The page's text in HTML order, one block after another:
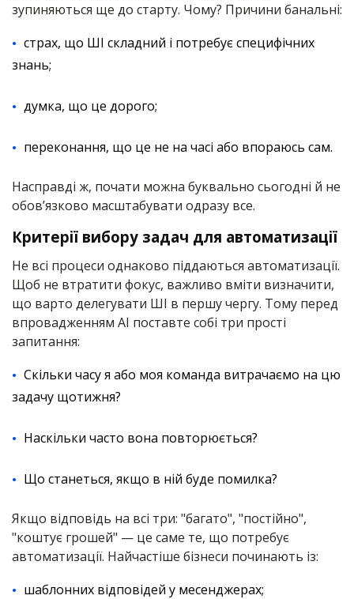
зупиняються ще до старту. Чому? Причини банальні:
страх, що ШІ складний і потребує специфічних
знань;
думка, що це дорого;
переконання, що це не на часі або впораюсь сам.
Насправді ж, почати можна буквально сьогодні й не
обов’язково масштабувати одразу все.
Критерії вибору задач для автоматизації
Не всі процеси однаково піддаються автоматизації.
Щоб не втратити фокус, важливо вміти визначити,
що варто делегувати ШІ в першу чергу. Тому перед
впровадженням AI поставте собі три прості
запитання:
Скільки часу я або моя команда витрачаємо на цю
задачу щотижня?
Наскільки часто вона повторюється?
Що станеться, якщо в ній буде помилка?
Якщо відповідь на всі три: "багато", "постійно",
"коштує грошей" — це саме те, що потребує
автоматизації. Найчастіше бізнеси починають із:
шаблонних відповідей у месенджерах;